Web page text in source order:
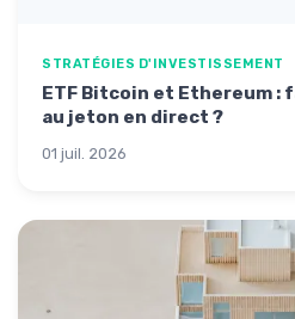
STRATÉGIES D'INVESTISSEMENT
ETF Bitcoin et Ethereum
au jeton en direct ?
01 juil. 2026